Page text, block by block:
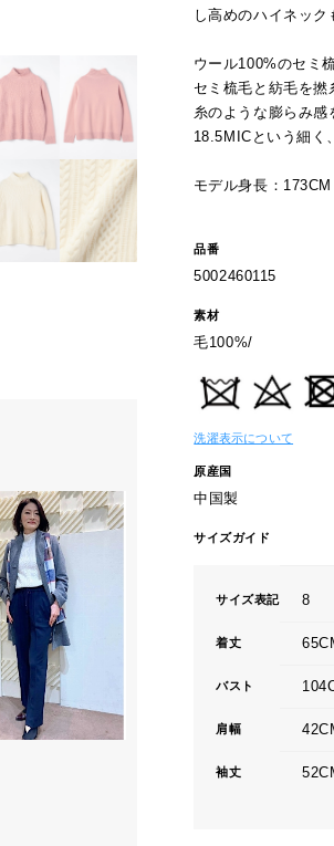
し高めのハイネック
ウール100%のセミ
セミ梳毛と紡毛を
糸のような膨らみ感
18.5MICという細く
モデル身長：
品番
5002460115
素材
毛100%/
洗濯表示について
原産国
中国製
サイズガイド
サイズ表記 8
着丈
バスト
肩幅
袖丈